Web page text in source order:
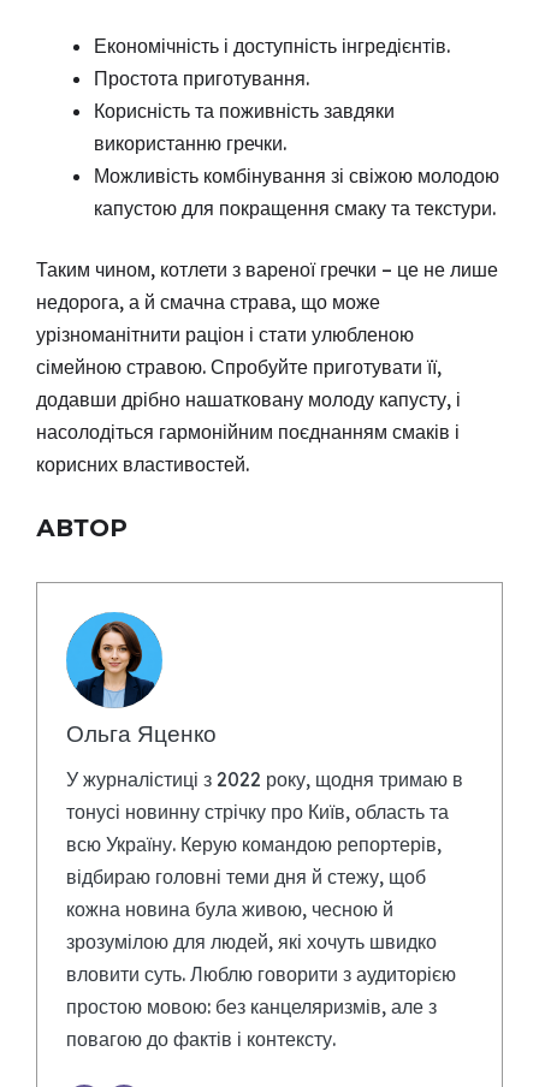
Економічність і доступність інгредієнтів.
Простота приготування.
Корисність та поживність завдяки
використанню гречки.
Можливість комбінування зі свіжою молодою
капустою для покращення смаку та текстури.
Таким чином, котлети з вареної гречки – це не лише
недорога, а й смачна страва, що може
урізноманітнити раціон і стати улюбленою
сімейною стравою. Спробуйте приготувати її,
додавши дрібно нашатковану молоду капусту, і
насолодіться гармонійним поєднанням смаків і
корисних властивостей.
АВТОР
Ольга Яценко
У журналістиці з 2022 року, щодня тримаю в
тонусі новинну стрічку про Київ, область та
всю Україну. Керую командою репортерів,
відбираю головні теми дня й стежу, щоб
кожна новина була живою, чесною й
зрозумілою для людей, які хочуть швидко
вловити суть. Люблю говорити з аудиторією
простою мовою: без канцеляризмів, але з
повагою до фактів і контексту.